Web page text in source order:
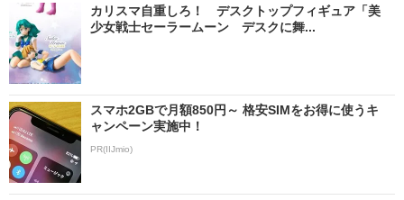
カリスマ自重しろ！ デスクトップフィギュア「美
少女戦士セーラームーン デスクに舞...
スマホ2GBで月額850円～ 格安SIMをお得に使うキ
ャンペーン実施中！
PR(IIJmio)